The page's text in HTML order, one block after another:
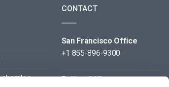
CONTACT
San Francisco Office
+1 855-896-9300
Beijing Office